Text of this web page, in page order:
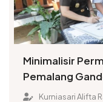
Minimalisir
Pemalang
Restorative
Kurniasari Alifta